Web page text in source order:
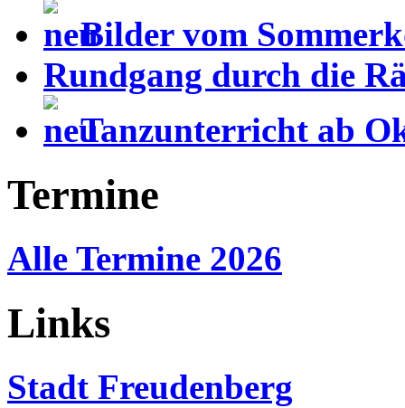
Bilder vom
Rundgang durch die
Tanzunterricht ab
Termine
Alle Termine 2026
Links
Stadt Freudenberg